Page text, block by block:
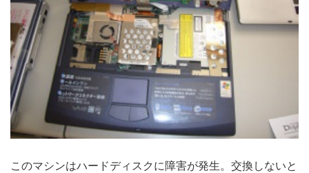
このマシンはハードディスクに障害が発生。交換しないと